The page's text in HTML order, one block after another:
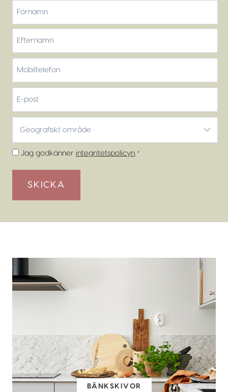
Förnamn
Efternamn
post
område
*
Samtycke
Jag godkänner integritetspolicyn *
BÄNKSKIVOR